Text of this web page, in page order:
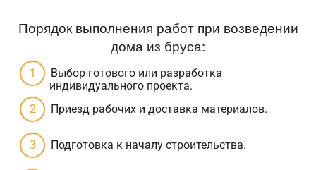
Порядок выполнения работ при возведении
дома из бруса:
Выбор готового или разработка
индивидуального проекта.
Приезд рабочих и доставка материалов.
Подготовка к началу строительства.